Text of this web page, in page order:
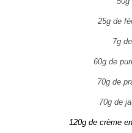
25g de
7g
60g de
70g de
70g de
120g de crème